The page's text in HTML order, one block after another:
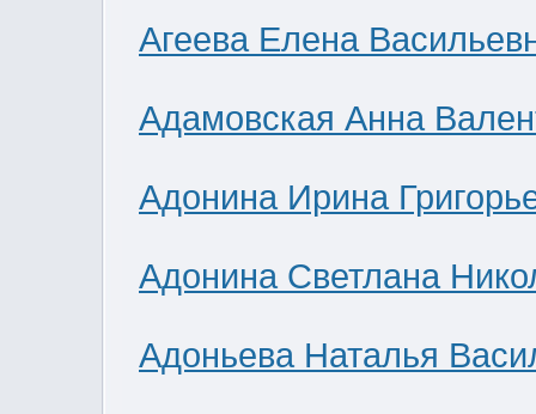
Агеева Елена
Адамовская Анна
Адонина Ирина
Адонина Светлана
Адоньева Наталья